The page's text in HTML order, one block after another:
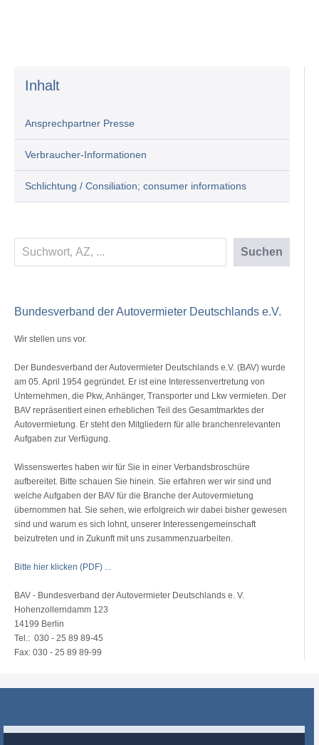
Inhalt
Ansprechpartner Presse
Verbraucher-Informationen
Schlichtung / Consiliation; consumer informations
Suchen Suchen
Bundesverband der Autovermieter Deutschlands e.V.
Wir stellen uns vor.
Der Bundesverband der Autovermieter Deutschlands e.V. (BAV) wurde
am 05. April 1954 gegründet. Er ist eine Interessenvertretung von
Unternehmen, die Pkw, Anhänger, Transporter und Lkw vermieten. Der
BAV repräsentiert einen erheblichen Teil des Gesamtmarktes der
Autovermietung. Er steht den Mitgliedern für alle branchenrelevanten
Aufgaben zur Verfügung.
Wissenswertes haben wir für Sie in einer Verbandsbroschüre
aufbereitet. Bitte schauen Sie hinein. Sie erfahren wer wir sind und
welche Aufgaben der BAV für die Branche der Autovermietung
übernommen hat. Sie sehen, wie erfolgreich wir dabei bisher gewesen
sind und warum es sich lohnt, unserer Interessengemeinschaft
beizutreten und in Zukunft mit uns zusammenzuarbeiten.
Bitte hier klicken (PDF) ...
BAV - Bundesverband der Autovermieter Deutschlands e. V.
Hohenzollerndamm 123
14199 Berlin
Tel.: 030 - 25 89 89-45
Fax: 030 - 25 89 89-99